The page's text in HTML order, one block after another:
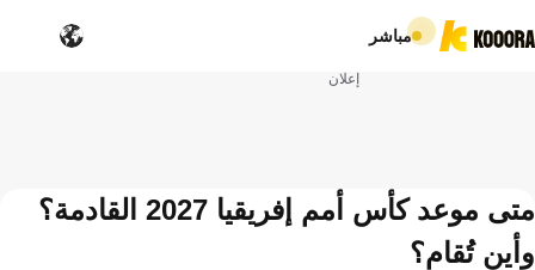
مباشر
إعلان
متى موعد كأس أمم إفريقيا 2027 القادمة؟
وأين تُقام؟